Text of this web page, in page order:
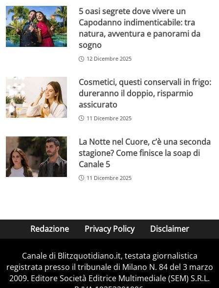
5 oasi segrete dove vivere un
Capodanno indimenticabile: tra
natura, avventura e panorami da
sogno
12 Dicembre 2025
Cosmetici, questi conservali in frigo:
dureranno il doppio, risparmio
assicurato
11 Dicembre 2025
La Notte nel Cuore, c’è una seconda
stagione? Come finisce la soap di
Canale 5
11 Dicembre 2025
Redazione Privacy Policy Disclaimer
Canale di Blitzquotidiano.it, testata giornalistica
registrata presso il tribunale di Milano N. 84 del 3 marzo
2009. Editore Società Editrice Multimediale (SEM) S.R.L.